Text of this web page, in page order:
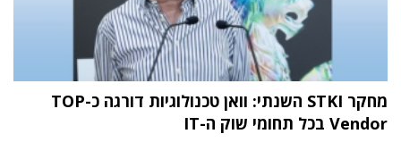
מחקר STKI השנתי: וואן טכנולוגיות דורגה כ-TOP
Vendor בכל תחומי שוק ה-IT